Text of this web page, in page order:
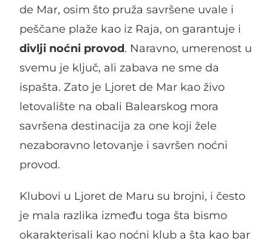
de Mar, osim što pruža savršene uvale i
peščane plaže kao iz Raja, on garantuje i
divlji noćni provod. Naravno, umerenost u
svemu je ključ, ali zabava ne sme da
ispašta. Zato je Ljoret de Mar kao živo
letovalište na obali Balearskog mora
savršena destinacija za one koji žele
nezaboravno letovanje i savršen noćni
provod.
Klubovi u Ljoret de Maru su brojni, i često
je mala razlika između toga šta bismo
okarakterisali kao noćni klub a šta kao bar